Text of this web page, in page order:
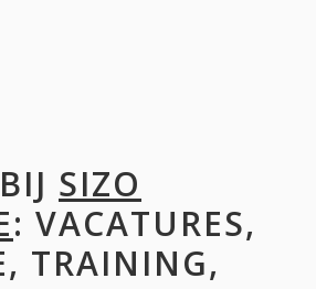
SIZO
: VACATURES,
TRAINING,